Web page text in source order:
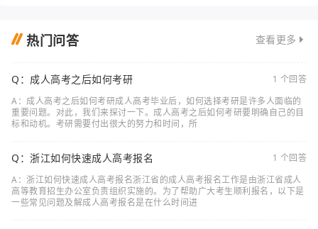
热门问答 查看更多
Q：成人高考之后如何考研
1 个回答
A：成人高考之后如何考研成人高考毕业后，如何选择考研是许多人面临的
重要问题。对此，我们来探讨一下。成人高考之后如何考研要明确自己的目
标和动机。考研需要付出很大的努力和时间，所
Q：浙江如何快速成人高考报名
1 个回答
A：浙江如何快速成人高考报名浙江省的成人高考报名工作是由浙江省成人
高等教育招生办公室负责组织实施的。为了帮助广大考生顺利报名，以下是
一些常见问题及解成人高考报名是在什么时间进